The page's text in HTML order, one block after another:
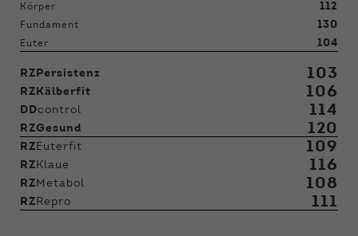
Körper 112
Fundament 130
Euter 104
RZPersistenz 103
RZKälberfit 106
DDcontrol 114
RZGesund 120
RZEuterfit 109
RZKlaue 116
RZMetabol 108
RZRepro 111